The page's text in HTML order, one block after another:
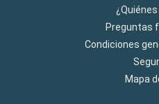
Preguntas
Condiciones
Mapa